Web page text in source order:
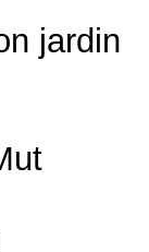
jardin